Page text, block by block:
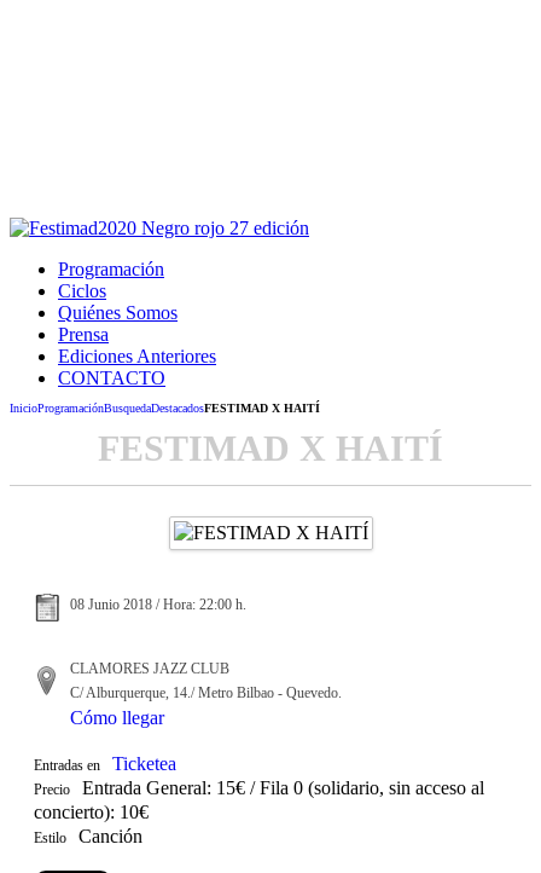
Programación
Ciclos
Quiénes Somos
Prensa
Ediciones Anteriores
CONTACTO
InicioProgramaciónBusquedaDestacadosFESTIMAD X HAITÍ
FESTIMAD X HAITÍ
08 Junio 2018 / Hora: 22:00 h.
CLAMORES JAZZ CLUB
C/ Alburquerque, 14./ Metro Bilbao - Quevedo.
Cómo llegar
Entradas en Ticketea
Precio
Entrada General: 15€ / Fila 0 (solidario, sin acceso al
concierto): 10€
Estilo Canción